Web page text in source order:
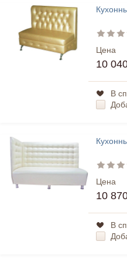
Цена
10
В
Цена
10
В